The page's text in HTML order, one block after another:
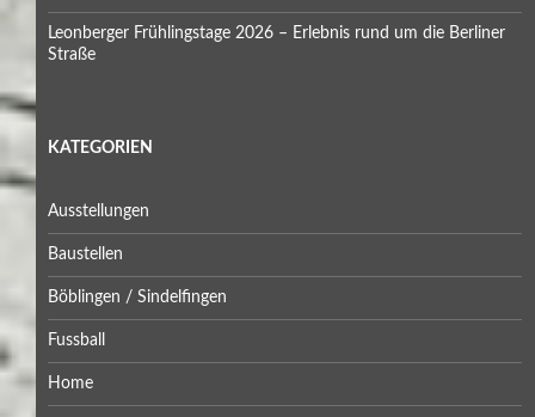
Leonberger Frühlingstage 2026 – Erlebnis rund um die Berliner
Straße
KATEGORIEN
Ausstellungen
Baustellen
Böblingen / Sindelfingen
Fussball
Home